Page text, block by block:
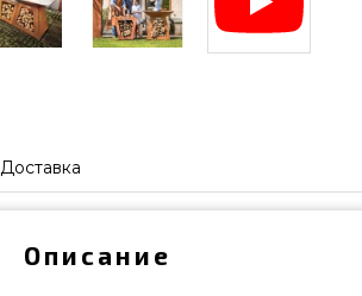
Доставка
Описание